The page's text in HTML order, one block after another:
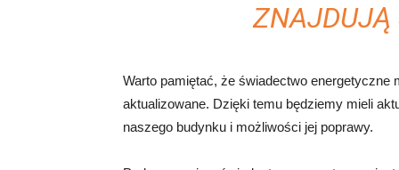
ZNAJDUJĄ
Warto pamiętać, że świadectwo
aktualizowane. Dzięki temu będziemy mieli
naszego budynku i możliwości jej poprawy.